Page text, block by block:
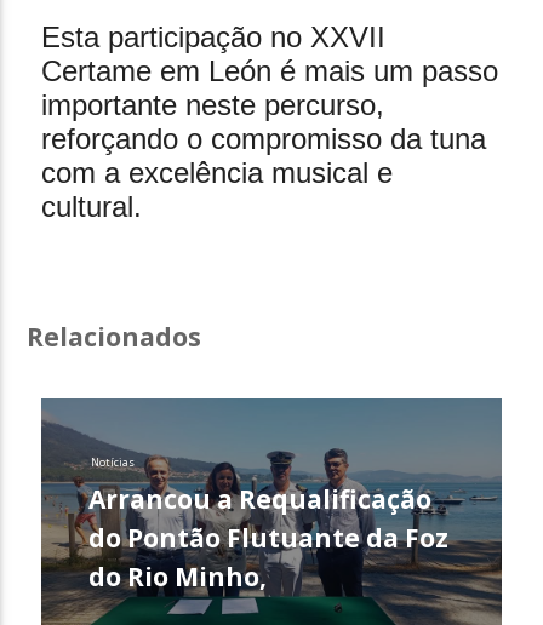
Esta participação no XXVII
Certame em León é mais um passo
importante neste percurso,
reforçando o compromisso da tuna
com a excelência musical e
cultural.
Relacionados
Notícias
Arrancou a Requalificação
do Pontão Flutuante da Foz
do Rio Minho,